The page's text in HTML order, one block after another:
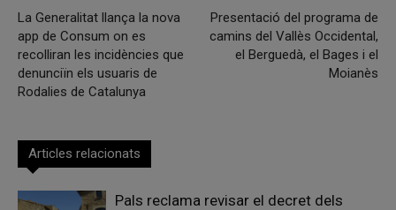
La Generalitat llança la nova
app de Consum on es
recolliran les incidències que
denunciïn els usuaris de
Rodalies de Catalunya
Presentació del programa de
camins del Vallès Occidental,
el Berguedà, el Bages i el
Moianès
Articles relacionats
Pals reclama revisar el decret dels